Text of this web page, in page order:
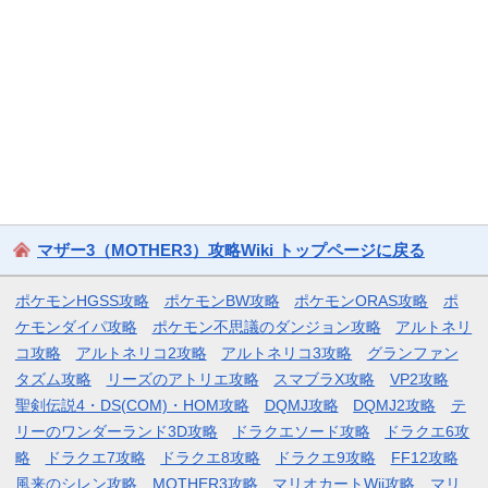
マザー3（MOTHER3）攻略Wiki トップページに戻る
ポケモンHGSS攻略 ポケモンBW攻略 ポケモンORAS攻略
ポ
ケモンダイパ攻略
ポケモン不思議のダンジョン攻略
アルトネリ
コ攻略
アルトネリコ2攻略 アルトネリコ3攻略
グランファン
タズム攻略
リーズのアトリエ攻略 スマブラX攻略
VP2攻略
聖剣伝説4・DS(COM)・HOM攻略
DQMJ攻略 DQMJ2攻略
テ
リーのワンダーランド3D攻略
ドラクエソード攻略
ドラクエ6攻
略
ドラクエ7攻略 ドラクエ8攻略 ドラクエ9攻略
FF12攻略
風来のシレン攻略
MOTHER3攻略 マリオカートWii攻略 マリ